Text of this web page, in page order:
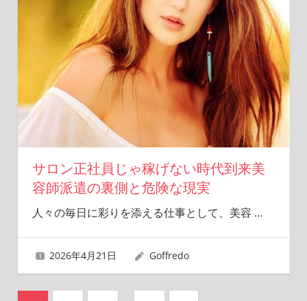
サロン正社員じゃ稼げない時代到来美
容師派遣の裏側と危険な現実
人々の毎日に彩りを添える仕事として、美容 …
2026年4月21日 Goffredo